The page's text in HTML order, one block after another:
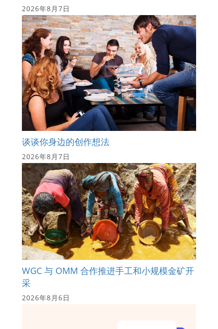
2026年8月7日
谈谈你身边的创作想法
2026年8月7日
WGC 与 OMM 合作推进手工和小规模金矿开
采
2026年8月6日